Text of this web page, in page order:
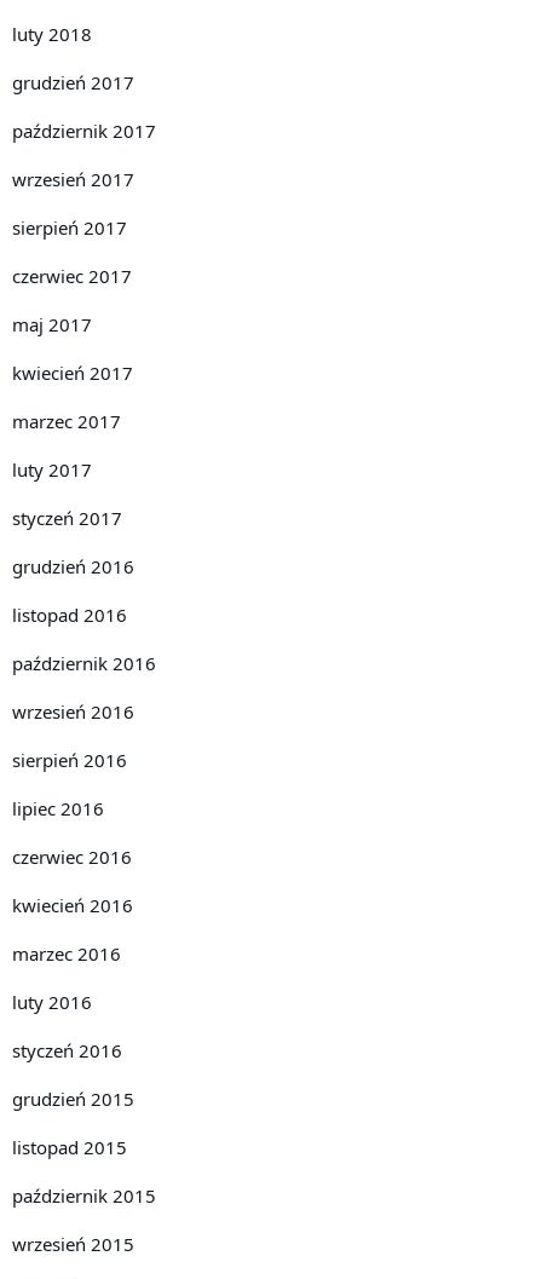
luty 2018
grudzień 2017
październik 2017
wrzesień 2017
sierpień 2017
czerwiec 2017
maj 2017
kwiecień 2017
marzec 2017
luty 2017
styczeń 2017
grudzień 2016
listopad 2016
październik 2016
wrzesień 2016
sierpień 2016
lipiec 2016
czerwiec 2016
kwiecień 2016
marzec 2016
luty 2016
styczeń 2016
grudzień 2015
listopad 2015
październik 2015
wrzesień 2015